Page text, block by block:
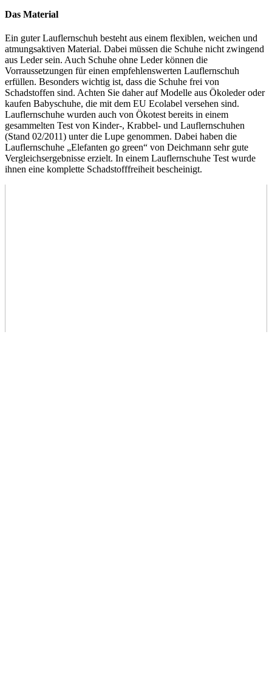
Das Material
Ein guter Lauflernschuh besteht aus einem flexiblen, weichen und
atmungsaktiven Material. Dabei müssen die Schuhe nicht zwingend
aus Leder sein. Auch Schuhe ohne Leder können die
Vorraussetzungen für einen empfehlenswerten Lauflernschuh
erfüllen. Besonders wichtig ist, dass die Schuhe frei von
Schadstoffen sind. Achten Sie daher auf Modelle aus Ökoleder oder
kaufen Babyschuhe, die mit dem EU Ecolabel versehen sind.
Lauflernschuhe wurden auch von Ökotest bereits in einem
gesammelten Test von Kinder-, Krabbel- und Lauflernschuhen
(Stand 02/2011) unter die Lupe genommen. Dabei haben die
Lauflernschuhe „Elefanten go green“ von Deichmann sehr gute
Vergleichsergebnisse erzielt. In einem Lauflernschuhe Test wurde
ihnen eine komplette Schadstofffreiheit bescheinigt.